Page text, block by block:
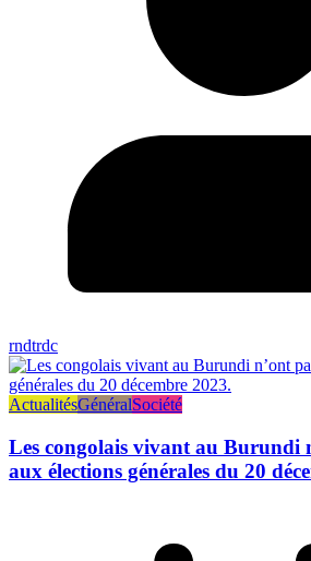
rndtrdc
ActualitésGénéralSociété
Les congolais vivant au Burundi
aux élections générales du 20